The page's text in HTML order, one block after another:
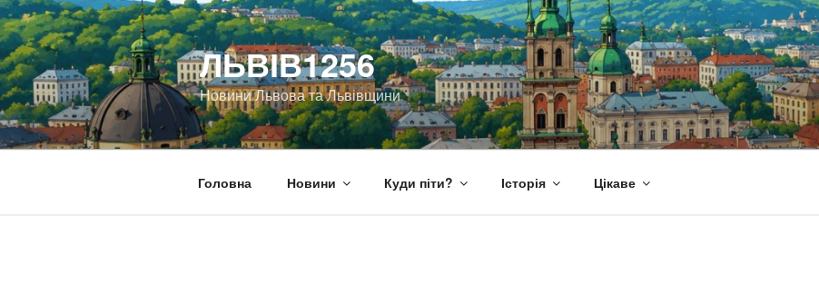
Перейти
до
вмісту
ЛЬВІВ1256
Новини Львова та Львівщини
Головна Новини Куди піти? Історія Цікаве